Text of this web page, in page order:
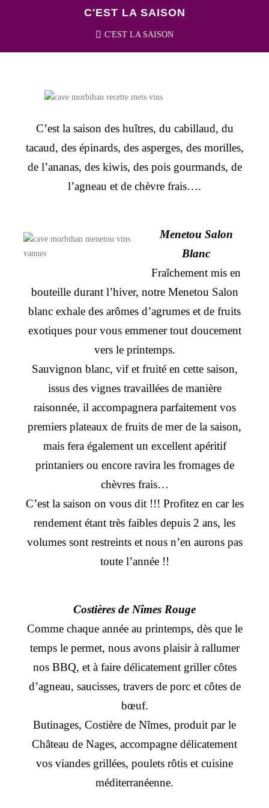
C'EST LA SAISON
C'EST LA SAISON
C’est la saison des huîtres, du cabillaud, du
tacaud, des épinards, des asperges, des morilles,
de l’ananas, des kiwis, des pois gourmands, de
l’agneau et de chèvre frais….
Menetou Salon
Blanc
Fraîchement mis en
bouteille durant l’hiver, notre Menetou Salon
blanc exhale des arômes d’agrumes et de fruits
exotiques pour vous emmener tout doucement
vers le printemps.
Sauvignon blanc, vif et fruité en cette saison,
issus des vignes travaillées de manière
raisonnée, il accompagnera parfaitement vos
premiers plateaux de fruits de mer de la saison,
mais fera également un excellent apéritif
printaniers ou encore ravira les fromages de
chèvres frais…
C’est la saison on vous dit !!! Profitez en car les
rendement étant très faibles depuis 2 ans, les
volumes sont restreints et nous n’en aurons pas
toute l’année !!
Costières de Nîmes Rouge
Comme chaque année au printemps, dès que le
temps le permet, nous avons plaisir à rallumer
nos BBQ, et à faire délicatement griller côtes
d’agneau, saucisses, travers de porc et côtes de
bœuf.
Butinages, Costière de Nîmes, produit par le
Château de Nages, accompagne délicatement
vos viandes grillées, poulets rôtis et cuisine
méditerranéenne.